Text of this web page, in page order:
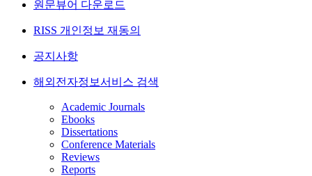
원문뷰어 다운로드
RISS 개인정보 재동의
공지사항
해외전자정보서비스 검색
Academic Journals
Ebooks
Dissertations
Conference Materials
Reviews
Reports